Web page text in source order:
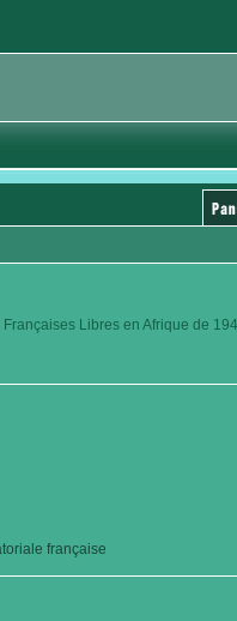
Libres en Afrique de
française